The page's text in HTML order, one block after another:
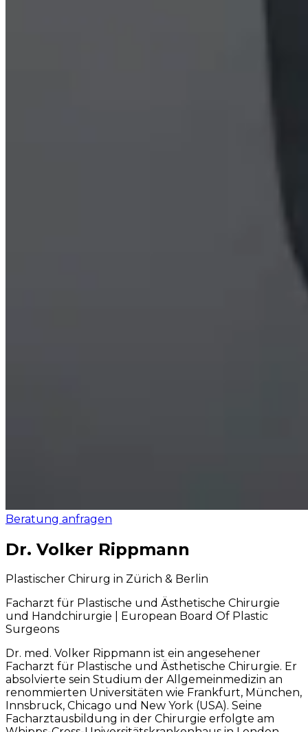
Beratung anfragen
Dr. Volker Rippmann
Plastischer Chirurg in Zürich & Berlin
Facharzt für Plastische und Ästhetische Chirurgie
und Handchirurgie | European Board Of Plastic
Surgeons
Dr. med. Volker Rippmann ist ein angesehener
Facharzt für Plastische und Ästhetische Chirurgie. Er
absolvierte sein Studium der Allgemeinmedizin an
renommierten Universitäten wie Frankfurt, München,
Innsbruck, Chicago und New York (USA). Seine
Facharztausbildung in der Chirurgie erfolgte am